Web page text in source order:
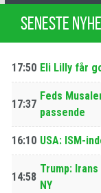
SENESTE
17:50 Eli Lilly får
17:37
Feds
passende
16:10 USA: ISM-
14:58
Trump:
NY